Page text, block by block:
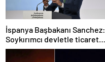
İspanya Başbakanı Sanchez:
Soykırımcı devletle ticaret
yapmayız